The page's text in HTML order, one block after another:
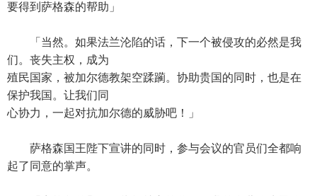
要得到萨格森的帮助」
「当然。如果法兰沦陷的话，下一个被侵攻的必然是我
们。丧失主权，成为
殖民国家，被加尔德教架空蹂躏。协助贵国的同时，也是在
保护我国。让我们同
心协力，一起对抗加尔德的威胁吧！」
萨格森国王陛下宣讲的同时，参与会议的官员们全都响
起了同意的掌声。